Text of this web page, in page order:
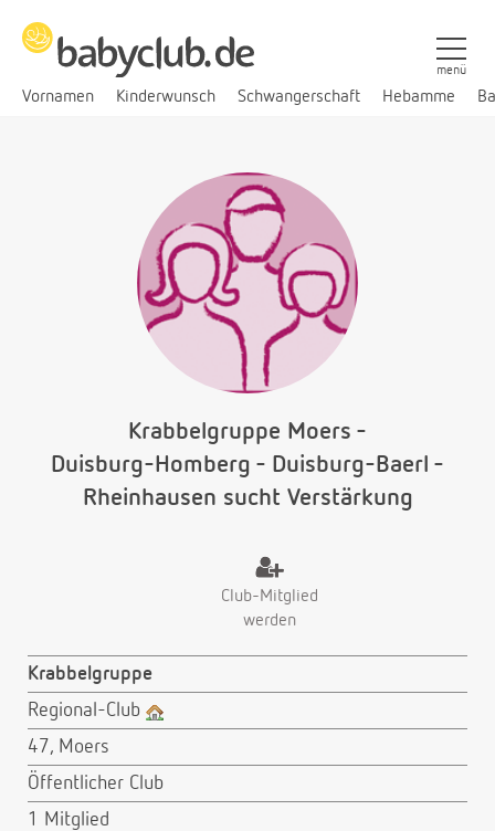
Vornamen Kinderwunsch Schwangerschaft Hebamme
menü
Krabbelgruppe Moers -
Duisburg-Homberg - Duisburg-Baerl -
Rheinhausen sucht Verstärkung
Club-Mitglied
werden
Krabbelgruppe
Regional-Club
47, Moers
Öffentlicher Club
1 Mitglied